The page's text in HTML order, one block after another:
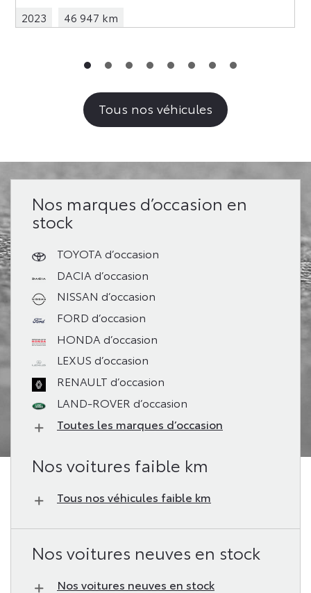
2023
46 947 km
Tous nos véhicules
Nos marques d’occasion en
stock
TOYOTA d’occasion
DACIA d’occasion
NISSAN d’occasion
FORD d’occasion
HONDA d’occasion
LEXUS d’occasion
RENAULT d’occasion
LAND-ROVER d’occasion
Toutes les marques d’occasion
Nos voitures faible km
Tous nos véhicules faible km
Nos voitures neuves en stock
Nos voitures neuves en stock